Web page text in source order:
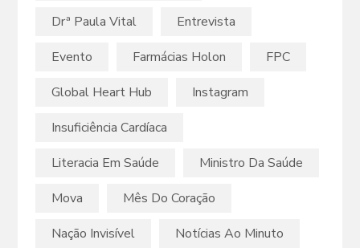
Drª Paula Vital
Entrevista
Evento
Farmácias Holon
FPC
Global Heart Hub
Instagram
Insuficiência Cardíaca
Literacia Em Saúde
Ministro Da Saúde
Mova
Mês Do Coração
Nação Invisível
Notícias Ao Minuto